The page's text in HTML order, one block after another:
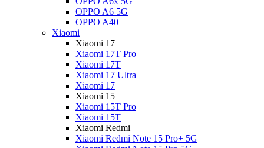
OPPO A6 5G
OPPO A40
Xiaomi
Xiaomi 17
Xiaomi 17T Pro
Xiaomi 17T
Xiaomi 17 Ultra
Xiaomi 17
Xiaomi 15
Xiaomi 15T Pro
Xiaomi 15T
Xiaomi Redmi
Xiaomi Redmi Note 15 Pro+ 5G